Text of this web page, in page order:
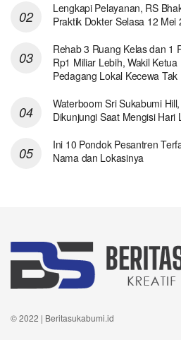
Lengkapi Pelayanan, RS
Praktik Dokter Selasa 12 Mei
Rehab 3 Ruang Kelas dan 1
Rp1 Miliar Lebih, Wakil
Pedagang Lokal Kecewa Tak
Waterboom Sri Sukabumi
Dikunjungi Saat Mengisi
Ini 10 Pondok Pesantren
Nama dan Lokasinya
© 2022 | Beritasukabumi.id